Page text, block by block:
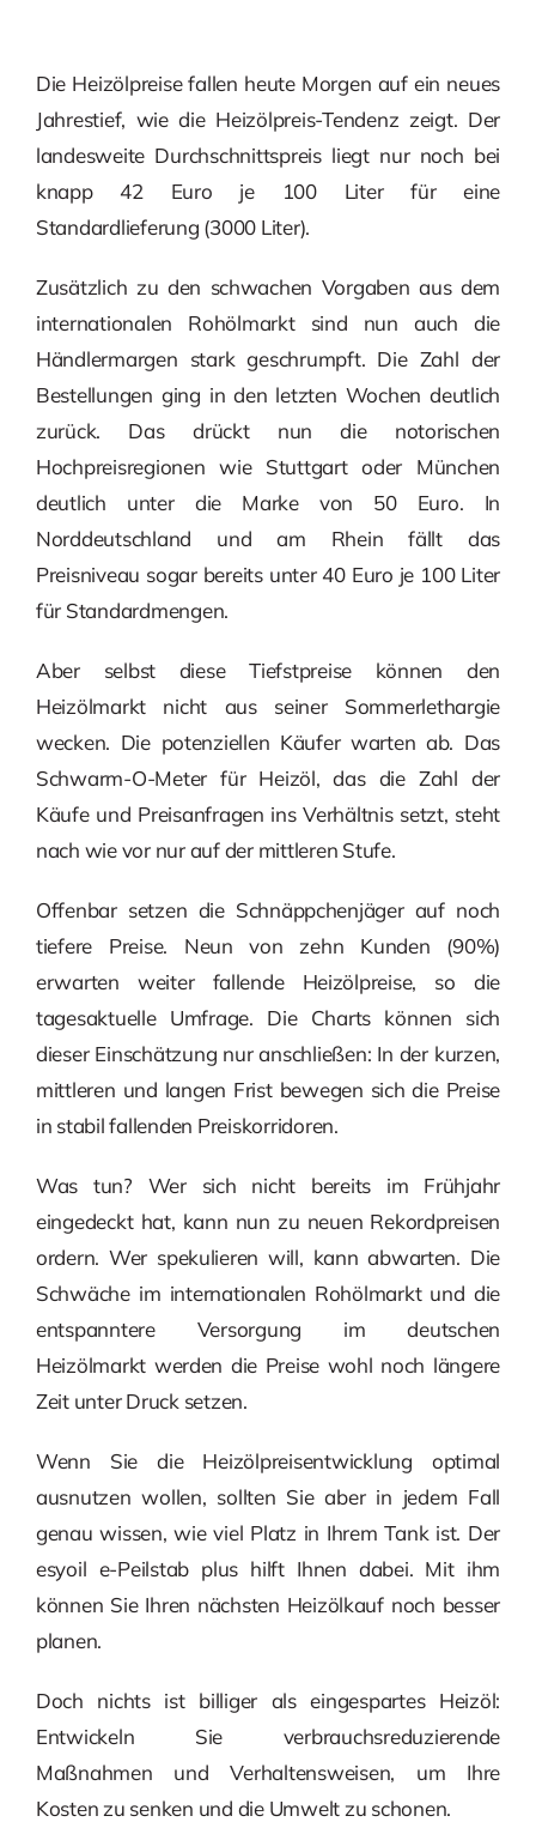
Die Heizölpreise fallen heute Morgen auf ein neues
Jahrestief, wie die Heizölpreis-Tendenz zeigt. Der
landesweite Durchschnittspreis liegt nur noch bei
knapp 42 Euro je 100 Liter für eine
Standardlieferung (3000 Liter).
Zusätzlich zu den schwachen Vorgaben aus dem
internationalen Rohölmarkt sind nun auch die
Händlermargen stark geschrumpft. Die Zahl der
Bestellungen ging in den letzten Wochen deutlich
zurück. Das drückt nun die notorischen
Hochpreisregionen wie Stuttgart oder München
deutlich unter die Marke von 50 Euro. In
Norddeutschland und am Rhein fällt das
Preisniveau sogar bereits unter 40 Euro je 100 Liter
für Standardmengen.
Aber selbst diese Tiefstpreise können den
Heizölmarkt nicht aus seiner Sommerlethargie
wecken. Die potenziellen Käufer warten ab. Das
Schwarm-O-Meter für Heizöl, das die Zahl der
Käufe und Preisanfragen ins Verhältnis setzt, steht
nach wie vor nur auf der mittleren Stufe.
Offenbar setzen die Schnäppchenjäger auf noch
tiefere Preise. Neun von zehn Kunden (90%)
erwarten weiter fallende Heizölpreise, so die
tagesaktuelle Umfrage. Die Charts können sich
dieser Einschätzung nur anschließen: In der kurzen,
mittleren und langen Frist bewegen sich die Preise
in stabil fallenden Preiskorridoren.
Was tun? Wer sich nicht bereits im Frühjahr
eingedeckt hat, kann nun zu neuen Rekordpreisen
ordern. Wer spekulieren will, kann abwarten. Die
Schwäche im internationalen Rohölmarkt und die
entspanntere Versorgung im deutschen
Heizölmarkt werden die Preise wohl noch längere
Zeit unter Druck setzen.
Wenn Sie die Heizölpreisentwicklung optimal
ausnutzen wollen, sollten Sie aber in jedem Fall
genau wissen, wie viel Platz in Ihrem Tank ist. Der
esyoil e-Peilstab plus hilft Ihnen dabei. Mit ihm
können Sie Ihren nächsten Heizölkauf noch besser
planen.
Doch nichts ist billiger als eingespartes Heizöl:
Entwickeln Sie verbrauchsreduzierende
Maßnahmen und Verhaltensweisen, um Ihre
Kosten zu senken und die Umwelt zu schonen.